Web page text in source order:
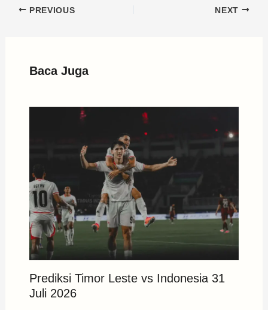
PREVIOUS NEXT
Baca Juga
Prediksi Timor Leste vs Indonesia 31
Juli 2026